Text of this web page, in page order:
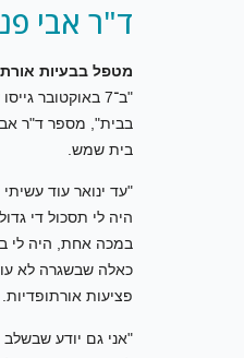
ד"ר אבי
מטפל בבעיות
"ב־7 באוקטובר
בבית", מספר ד"ר
בית שמש.
"עד ינואר עוד
היה לי תסכול די
במכה אחת, היה לי
כאלה שבשגרה לא
פציעות אורתופדיות.
"אני גם יודע שבשלב